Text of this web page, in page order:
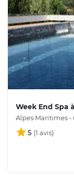
Week End Spa
Alpes Maritimes -
5